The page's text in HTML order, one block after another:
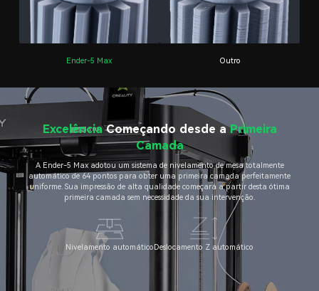
Ender-5 Max Outro
ExcelênciaComeçando desde aPrimeira
Camada
A Ender-5 Max adotou um sistema de nivelamento de mesa totalmente
automático de 64 pontos para obter uma primeira camada perfeitamente
uniforme. Sua impressão de alta qualidade começará a partir desta ótima
primeira camada sem necessidade da sua intervenção.
Nivelamento automático Deslocamento Z automático